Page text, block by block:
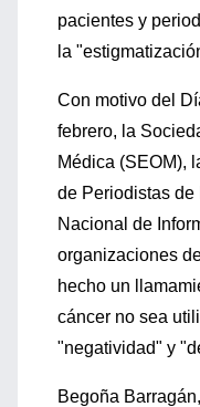
pacientes y
la
Con motivo del
febrero, la
Médica (SEOM),
de Periodistas de
Nacional de
organizaciones
hecho un
cáncer no sea
"negatividad" y
Begoña